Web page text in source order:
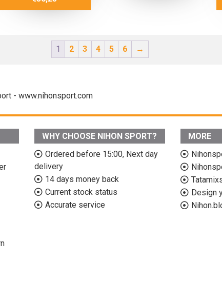
1 2 3 4 5 6 →
WHY CHOOSE NIHON SPORT?
Ordered before 15:00, Next day
delivery
14 days money back
Current stock status
Accurate service
MORE
Design